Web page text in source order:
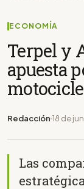
ECONOMÍA
Terpel y
apuesta
Redacción 18 de
Las